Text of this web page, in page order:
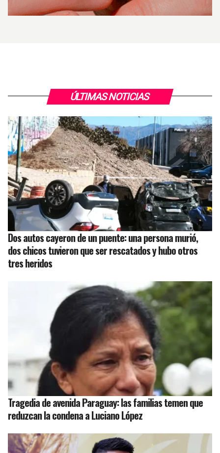
ÚLTIMAS NOTICIAS
Dos autos cayeron de un puente: una persona murió,
dos chicos tuvieron que ser rescatados y hubo otros
tres heridos
Tragedia de avenida Paraguay: las familias temen que
reduzcan la condena a Luciano López